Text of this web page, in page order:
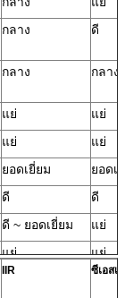
กลาง ดี
กลาง กลาง
แย่
แย่
แย่
แย่
ยอดเยี่ยม
ยอดเ
ดี
ดี
ดี ~ ยอดเยี่ยม
แย่
แย่ แย่
IIR ซีเอสเ